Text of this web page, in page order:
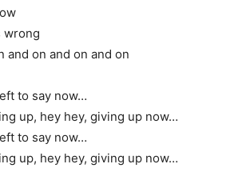
wrong
and on and on and on
to say now…
up, hey hey, giving up now…
to say now…
up, hey hey, giving up now…